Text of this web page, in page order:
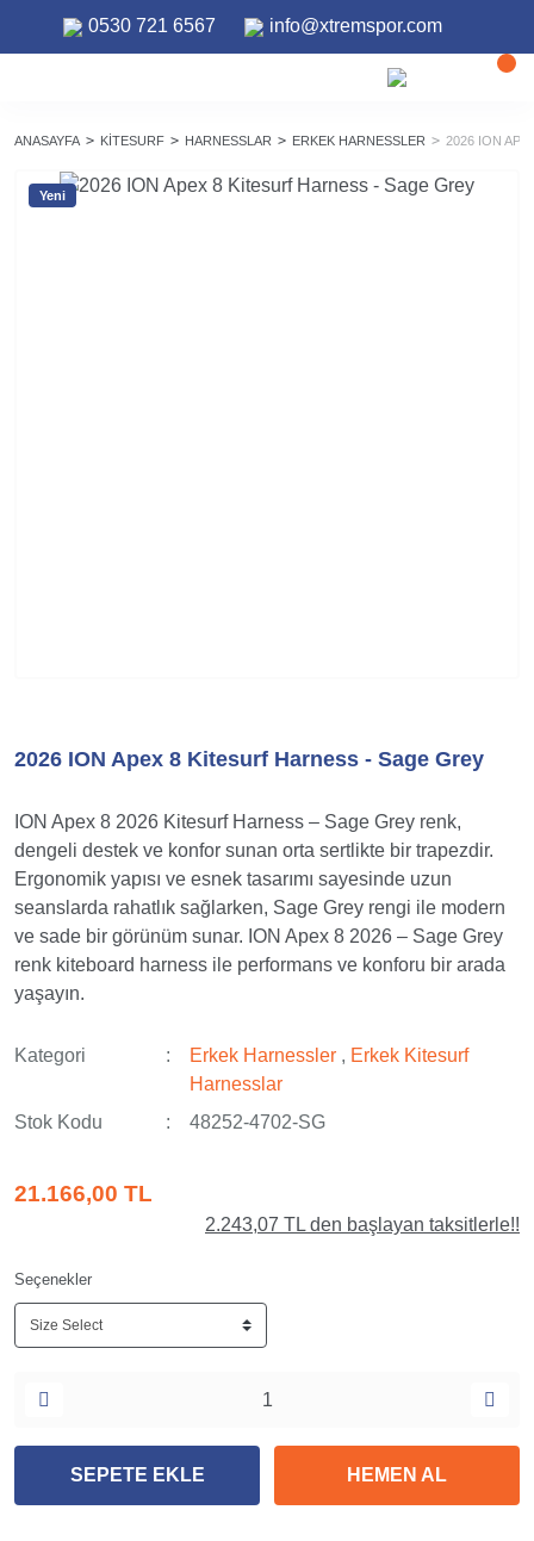
0530 721 6567 info@xtremspor.com
ANASAYFA KITESURF HARNESSLAR ERKEK HARNESSLER 2026 ION
Yeni
2026 ION Apex 8 Kitesurf Harness - Sage Grey
ION Apex 8 2026 Kitesurf Harness – Sage Grey renk,
dengeli destek ve konfor sunan orta sertlikte bir trapezdir.
Ergonomik yapısı ve esnek tasarımı sayesinde uzun
seanslarda rahatlık sağlarken, Sage Grey rengi ile modern
ve sade bir görünüm sunar. ION Apex 8 2026 – Sage Grey
renk kiteboard harness ile performans ve konforu bir arada
yaşayın.
Kategori Erkek Harnessler , Erkek Kitesurf
Harnesslar
Stok Kodu
48252-4702-SG
21.166,00 TL
2.243,07 TL den başlayan taksitlerle!!
Seçenekler
SEPETE EKLE HEMEN AL